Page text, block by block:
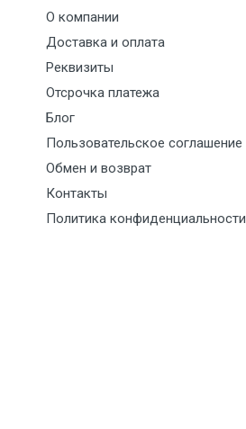
О компании
Доставка и оплата
Реквизиты
Отсрочка платежа
Блог
Пользовательское соглашение
Обмен и возврат
Контакты
Политика конфиденциальности